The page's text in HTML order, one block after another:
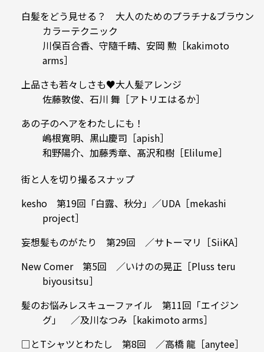
白髪をどう見せる？ 大人のためのプラチナ&ブラウン
カラーテクニック
川俣百合香、守隨千晴、安岡 勲［kakimoto
arms］
上品さも若々しさも♥大人髪アレンジ
佐藤敦俊、石川 舞［アトリエはるか］
あの子のヘアをわたしにも！
嶋根寛明、黒山慶司［apish］
和野陽介、加藤秀章、髙沢和樹［Elilume］
街と人を切り撮るスナップ
kesho 第19回「白露、秋分」／UDA［mekashi
project］
妄想髪ものがたり 第29回 ／サトーマリ［SiiKA］
New Comer 第5回 ／いけのの晃正［Pluss teru
biyousitsu］
髪のお悩みレスキューファイル 第11回「エイジン
グ」 ／及川なつみ［kakimoto arms］
□とTシャツとわたし 第8回 ／高橋 龍［anytee］